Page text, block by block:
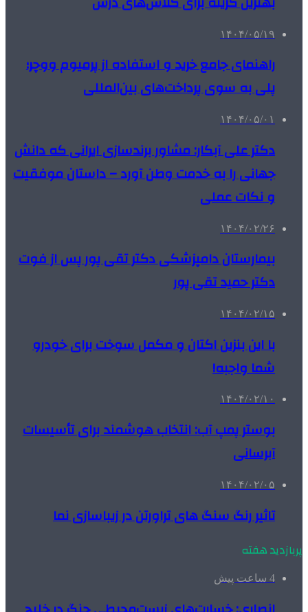
۱۴۰۴/۰۵/۱۹
راهنمای جامع خرید و استفاده از پرمیوم ووچر؛
پلی به سوی پرداخت‌های بین‌المللی
۱۴۰۴/۰۵/۰۱
دکتر علی آبکار: مشاور برندسازی ایرانی که دانش
جهانی را به خدمت وطن آورد – داستان موفقیت
و نکات عملی
۱۴۰۴/۰۲/۲۶
بیمارستان دامپزشکی دکتر تقی پور پس از فوت
دکتر حمید تقی پور
۱۴۰۴/۰۲/۱۵
با این بنزین اکتان و مکمل سوخت برای خودرو
شما واجبه!
۱۴۰۴/۰۲/۱۰
بوستر پمپ آب: انتخاب هوشمند برای تأسیسات
آبرسانی
۱۴۰۴/۰۲/۰۵
تاثیر رنگ سنگ های تراورتن در زیباسازی نما
پربازدید هفته
4 ساعت پیش